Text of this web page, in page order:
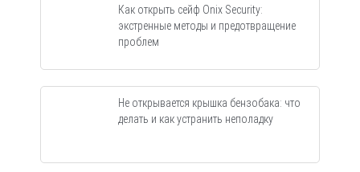
Как открыть сейф Onix Security:
экстренные методы и предотвращение
проблем
Не открывается крышка бензобака: что
делать и как устранить неполадку